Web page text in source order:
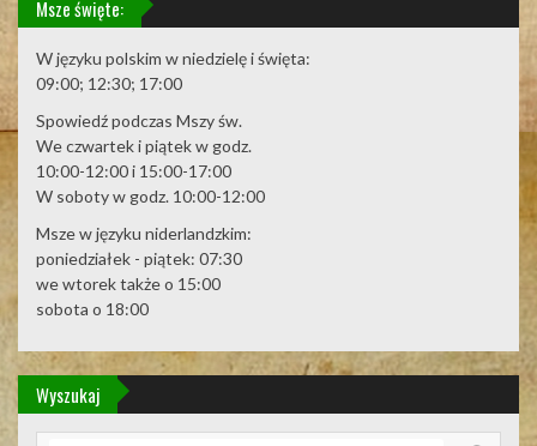
Msze święte:
W języku polskim w niedzielę i święta:
09:00; 12:30; 17:00
Spowiedź podczas Mszy św.
We czwartek i piątek w godz.
10:00-12:00 i 15:00-17:00
W soboty w godz. 10:00-12:00
Msze w języku niderlandzkim:
poniedziałek - piątek: 07:30
we wtorek także o 15:00
sobota o 18:00
Wyszukaj